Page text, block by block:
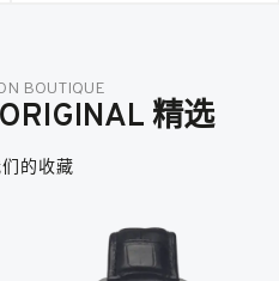
BOUTIQUE
精选
的收藏